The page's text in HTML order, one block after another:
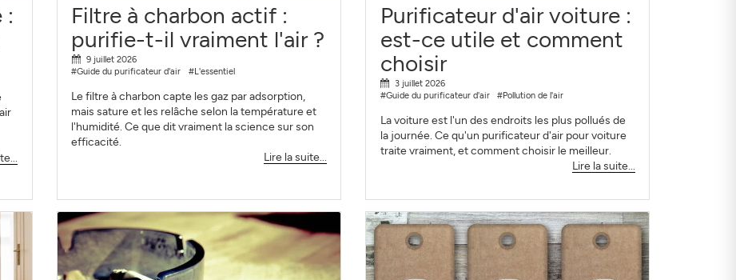
:
Filtre à charbon actif :
purifie-t-il vraiment l'air ?
9 juillet 2026
#Guide du purificateur d'air
#L'essentiel
Le filtre à charbon capte les gaz par adsorption,
mais sature et les relâche selon la température et
l'humidité. Ce que dit vraiment la science sur son
efficacité.
Lire la suite...
Purificateur d'air voiture :
est-ce utile et comment
choisir
3 juillet 2026
#Guide du purificateur d'air
#Pollution de l'air
La voiture est l'un des endroits les plus pollués de
la journée. Ce qu'un purificateur d'air pour voiture
traite vraiment, et comment choisir le meilleur.
Lire la suite...